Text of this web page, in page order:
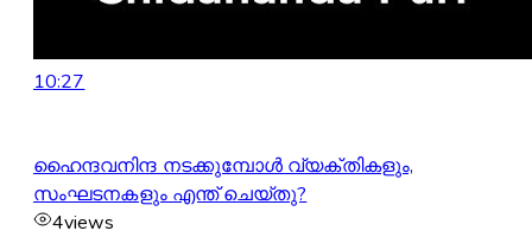
10:27
ഹൈന്ദവനിന്ദ നടക്കുമ്പോൾ വ്യക്തികളും,
സംഘടനകളും എന്ത് ചെയ്തു?
4views